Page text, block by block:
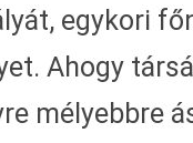
egykori
Ahogy
mélyebbre